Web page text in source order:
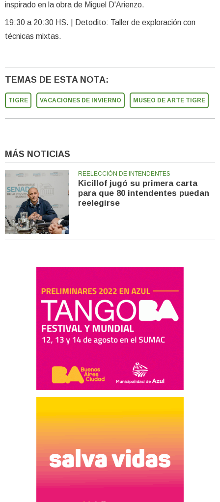
inspirado en la obra de Miguel D'Arienzo.
19:30 a 20:30 HS. | Detodito: Taller de exploración con
técnicas mixtas.
TEMAS DE ESTA NOTA:
TIGRE VACACIONES DE INVIERNO MUSEO DE ARTE TIGRE
MÁS NOTICIAS
REELECCIÓN DE INTENDENTES
Kicillof jugó su primera carta
para que 80 intendentes puedan
reelegirse